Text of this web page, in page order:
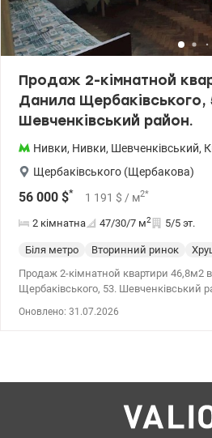
Продаж 2-кімнатной
Данила Щербаківського,
Шевченківський район.
Нивки, Нивки, Шевченківський,
Щербаківського (Щербакова)
56 000 $* 1 191 $ / м2*
2 кімнатна 47/30/7 м2 5/5 эт.
Біля метро Вторинний ринок
Продаж 2-кімнатной квартири 46,8м2
Щербаківського, 53. Шевченківський
взимку) • роздільний санвузол. •
розташування, у будинку на першому
супермаркет АТБ. Поруч — ТРЦ
Оновлено: 31.07.2026